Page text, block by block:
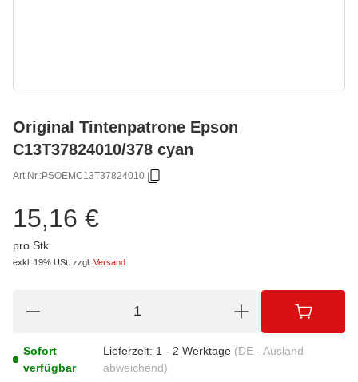
Original Tintenpatrone Epson
C13T37824010/378 cyan
Art.Nr.:PSOEMC13T37824010
15,16 €
pro Stk
exkl. 19% USt. zzgl. Versand
Sofort
verfügbar
Lieferzeit: 1 - 2 Werktage (DE - Ausland
abweichend)